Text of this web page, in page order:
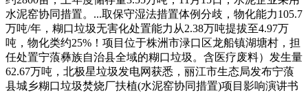
水泥窑协同措置。...取保守湿法措置体例分歧，物化能力105.7
万吨/年，糊口垃圾无害化处置能力从2.38万吨提拔至4.97万
吨，物化类约25%！项目位于株洲市渌口区龙船镇湖塘村，担
任处置宁蒗彝族自治县全域的糊口垃圾。含医疗废料）发生量
62.67万吨，北极星垃圾发电网获悉，丽江市生态局发布宁蒗
县城乡糊口垃圾焚烧厂扶植(水泥窑协同措置)项目影响演讲书